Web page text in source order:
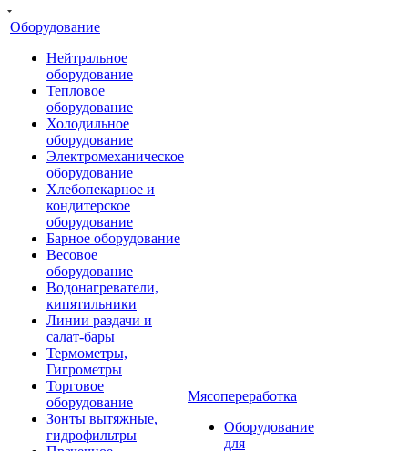
Оборудование
Нейтральное
оборудование
Тепловое
оборудование
Холодильное
оборудование
Электромеханическое
оборудование
Хлебопекарное и
кондитерское
оборудование
Барное оборудование
Весовое
оборудование
Водонагреватели,
кипятильники
Линии раздачи и
салат-бары
Термометры,
Гигрометры
Торговое
оборудование
Зонты вытяжные,
гидрофильтры
Мясопереработка
Оборудование
для